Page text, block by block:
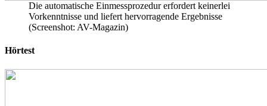
Die automatische Einmessprozedur erfordert keinerlei
Vorkenntnisse und liefert hervorragende Ergebnisse
(Screenshot: AV-Magazin)
Hörtest